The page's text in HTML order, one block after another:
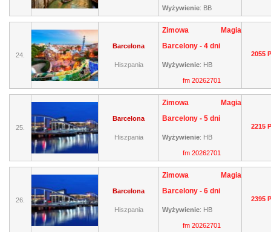
Wyżywienie: BB
24.
Barcelona
Hiszpania
Zimowa Magia
Barcelony - 4 dni
Wyżywienie: HB
fm 20262701
2055
25.
Barcelona
Hiszpania
Zimowa Magia
Barcelony - 5 dni
Wyżywienie: HB
fm 20262701
2215
26.
Barcelona
Hiszpania
Zimowa Magia
Barcelony - 6 dni
Wyżywienie: HB
fm 20262701
2395